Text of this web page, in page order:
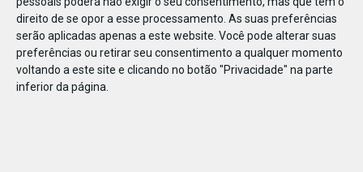
direito de se opor a esse processamento. As suas preferências
serão aplicadas apenas a este website. Você pode alterar suas
preferências ou retirar seu consentimento a qualquer momento
voltando a este site e clicando no botão "Privacidade" na parte
inferior da página.